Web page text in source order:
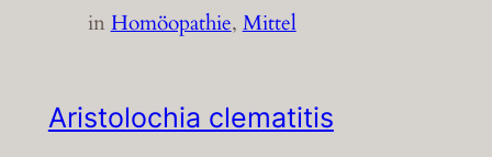
inHomöopathie, Mittel
Aristolochia clematitis